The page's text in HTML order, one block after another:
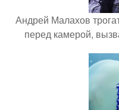
Андрей Малахов
перед камерой,